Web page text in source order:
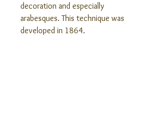
decoration and especially
arabesques. This technique was
developed in 1864.